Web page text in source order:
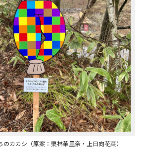
のカカシ（原案：栗林茉里奈・上日向花菜）